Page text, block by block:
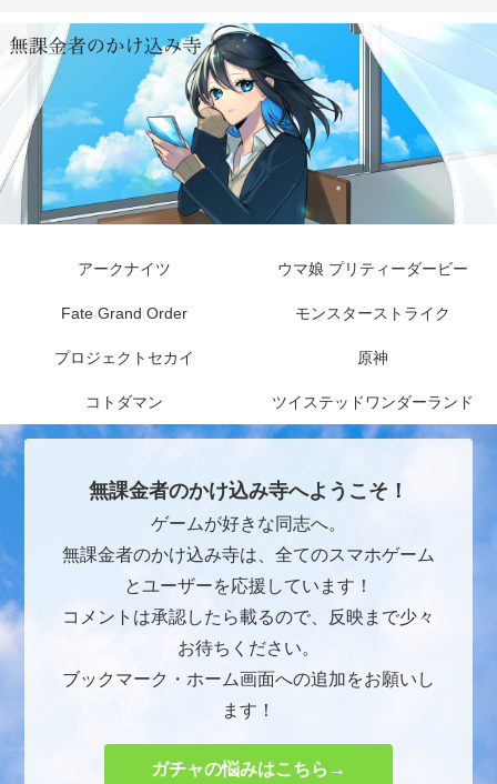
アークナイツ ウマ娘 プリティーダービー
Fate Grand Order モンスターストライク
プロジェクトセカイ 原神
コトダマン ツイステッドワンダーランド
無課金者のかけ込み寺へようこそ！
ゲームが好きな同志へ。
無課金者のかけ込み寺は、全てのスマホゲーム
とユーザーを応援しています！
コメントは承認したら載るので、反映まで少々
お待ちください。
ブックマーク・ホーム画面への追加をお願いし
ます！
ガチャの悩みはこちら→